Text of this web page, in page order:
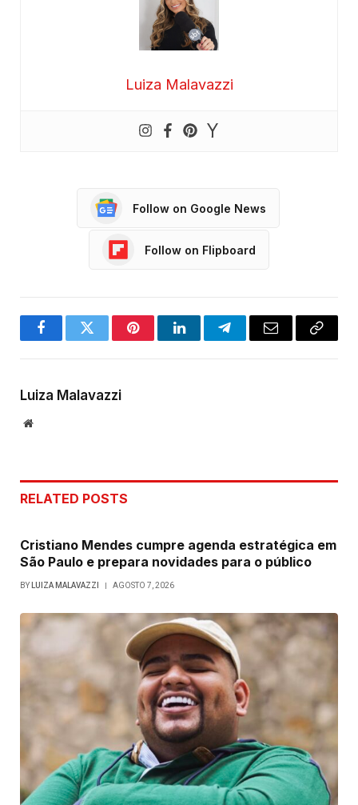
Luiza Malavazzi
Follow on Google News
Follow on Flipboard
FacebookTwitter PinterestLinkedInTelegramEmail
Copy
Luiza Malavazzi
Website
RELATED POSTS
Cristiano Mendes cumpre agenda estratégica em
São Paulo e prepara novidades para o público
BY LUIZA MALAVAZZI AGOSTO 7, 2026